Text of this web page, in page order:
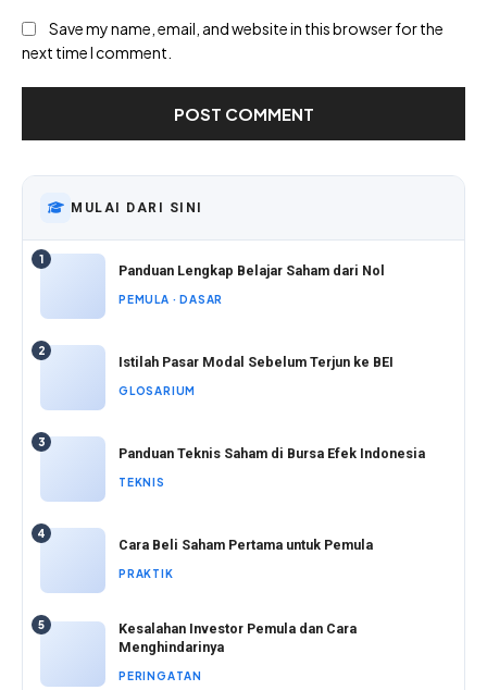
Save my name, email, and website in this browser for the
next time I comment.
MULAI DARI SINI
1
Panduan Lengkap Belajar Saham dari Nol
PEMULA · DASAR
2
Istilah Pasar Modal Sebelum Terjun ke BEI
GLOSARIUM
3
Panduan Teknis Saham di Bursa Efek Indonesia
TEKNIS
4
Cara Beli Saham Pertama untuk Pemula
PRAKTIK
5
Kesalahan Investor Pemula dan Cara
Menghindarinya
PERINGATAN